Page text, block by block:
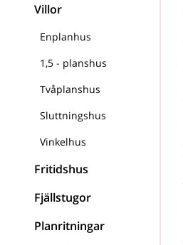
Villor
Enplanhus
1,5 - planshus
Tvåplanshus
Sluttningshus
Vinkelhus
Fritidshus
Fjällstugor
Planritningar